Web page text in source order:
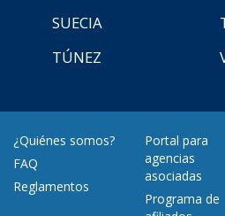
SUECIA
TÚNEZ
¿Quiénes somos?
FAQ
Reglamentos
Portal para
agencias
asociadas
Programa de